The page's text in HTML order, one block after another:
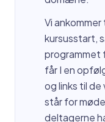
Vi
kursusstart,
programmet
får I en
og links til
står for
deltagerne